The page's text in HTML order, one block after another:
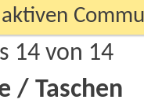
14 von 14
/ Taschen